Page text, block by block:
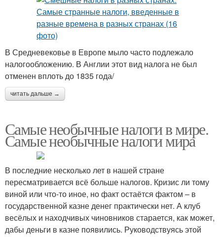
В Средневековье в Европе мыло часто подлежало
налогообложению. В Англии этот вид налога не был
отменен вплоть до 1835 года/
читать дальше →
Самые необычные налоги в мире.
Самые необычные налоги мира
В последние несколько лет в нашей стране
пересматривается всё больше налогов. Кризис ли тому
виной или что-то иное, но факт остаётся фактом – в
государственной казне денег практически нет. А клуб
весёлых и находчивых чиновников старается, как может,
дабы деньги в казне появились. Руководствуясь этой